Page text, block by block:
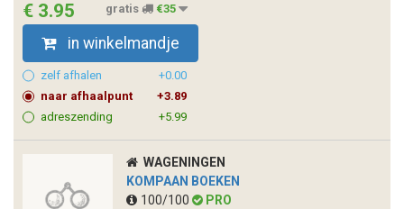
€ 3.95 gratis €35
in winkelmandje
zelf afhalen
+0.00
naar afhaalpunt
+3.89
adreszending
+5.99
WAGENINGEN
KOMPAAN BOEKEN
100/100
PRO